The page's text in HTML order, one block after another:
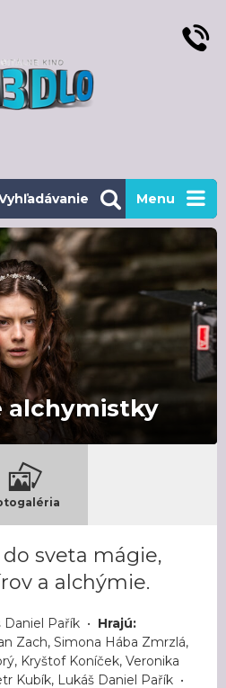
Menu
alchymistky
sveta mágie,
a alchýmie.
Pařík • Hrajú:
Zach, Simona Hába Zmrzlá,
Kryštof Koníček, Veronika
Kubík, Lukáš Daniel Pařík •